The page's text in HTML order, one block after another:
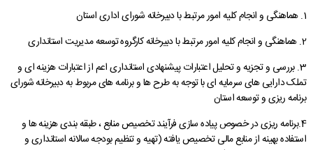
1. هماهنگی و انجام کلیه امور مرتبط با دبیرخانه شورای اداری استان
2. هماهنگی و انجام کلیه امور مرتبط با دبیرخانه کارگروه توسعه مدیریت استانداری
3. بررسی و تجزیه و تحلیل اعتبارات پیشنهادی استانداری اعم از اعتبارات هزینه ای و
تملک دارایی های سرمایه ای با توجه به طرح ها و برنامه های مربوط به دبیرخانه شورای
برنامه ریزی و توسعه استان
4.برنامه ریزی در خصوص پیاده سازی فرآیند تخصیص منابع ، طبقه بندی هزینه ها و
استفاده بهینه از منابع مالی تخصیص یافته (تهیه و تنظیم بودجه سالانه استانداری و